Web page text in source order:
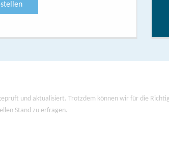
und aktualisiert. Trotzdem können wir für die
Stand zu erfragen.